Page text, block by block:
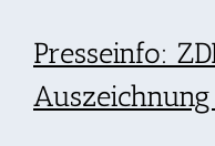
Presseinfo: